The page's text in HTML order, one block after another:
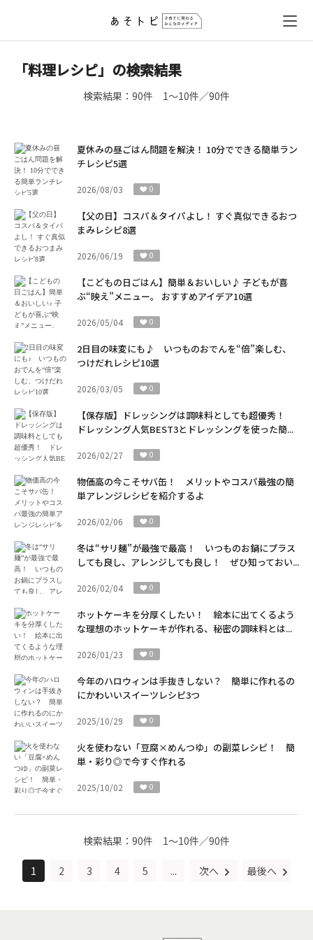
「料理レシピ」の検索結果
検索結果： 90件 1～10件／90件
夏休みの昼ごはん問題を解決！ 10分でできる簡単ラン
チレシピ5選
2026/08/03 0
【父の日】コスパ＆タイパよし！ すぐ真似できるおつ
まみレシピ8選
2026/06/19 0
【こどもの日ごはん】簡単＆おいしい♪ 子どもが喜
ぶ“映え”メニュー。 おすすめアイデア10選
2026/05/04 0
2日目の味変にも♪ いつものおでんを“倍”楽しむ、
つけだれレシピ10選
2026/03/05 0
【保存版】ドレッシングは調味料としても超優秀！
ドレッシング人気BEST3とドレッシングを使った簡...
2026/02/27 0
物価高の今こそサバ缶！ メリットやコスパ最強の簡
単アレンジレシピを紹介するよ
2026/02/06 0
冬は“サリ麺”が最強で最高！ いつものお鍋にプラス
しても良し、アレンジしても良し！ ぜひ知っておい...
2026/02/04 0
ホットケーキを分厚くしたい！ 絵本に出てくるよう
な理想のホットケーキが作れる、秘密の調味料とは...
2026/01/23 0
今年のハロウィンは手抜きしない？ 簡単に作れるの
にかわいいスイーツレシピ3つ
2025/10/29 0
火を使わない「豆腐×めんつゆ」の副菜レシピ！ 簡
単・彩り◎で今すぐ作れる
2025/10/02 0
検索結果： 90件 1～10件／90件
1 2 3 4 5 ... 次へ 最後へ